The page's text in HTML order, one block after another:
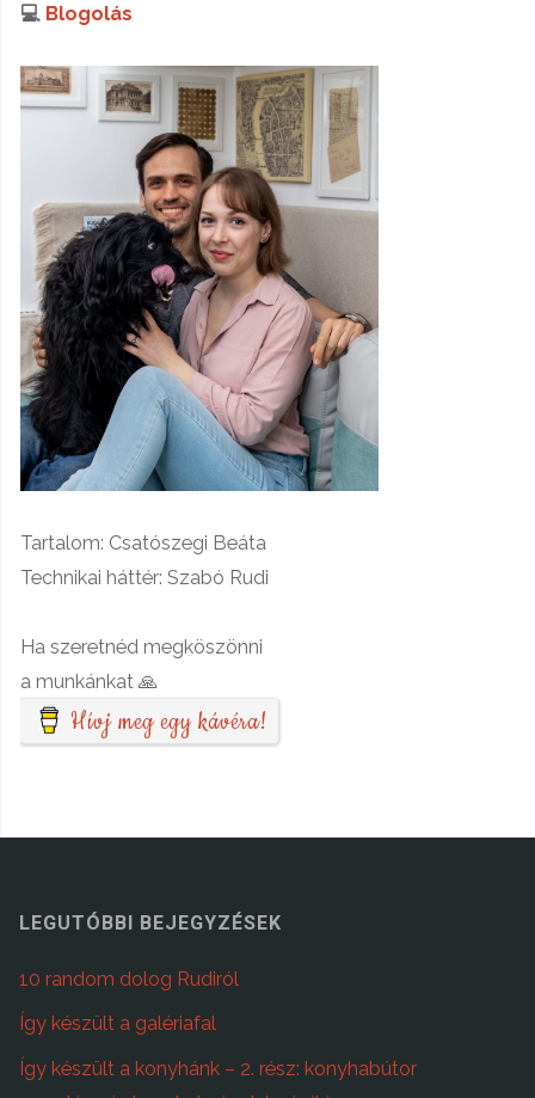
💻 Blogolás
Tartalom: Csatószegi Beáta
Technikai háttér: Szabó Rudi
Ha szeretnéd megköszönni
a munkánkat 🙏
Hívj meg egy kávéra!
LEGUTÓBBI BEJEGYZÉSEK
10 random dolog Rudiról
Így készült a galériafal
Így készült a konyhánk – 2. rész: konyhabútor